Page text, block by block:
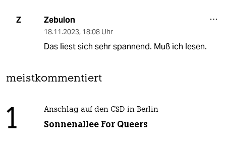
Z Zebulon
18.11.2023, 18:08 Uhr
Das liest sich sehr spannend. Muß ich lesen.
meistkommentiert
1 Anschlag auf den CSD in Berlin
Sonnenallee For Queers